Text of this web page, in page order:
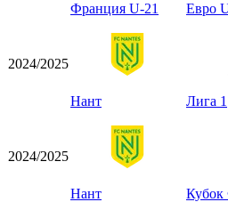
Франция U-21 Евро
2024/2025
Нант Лига 1
2024/2025
Нант